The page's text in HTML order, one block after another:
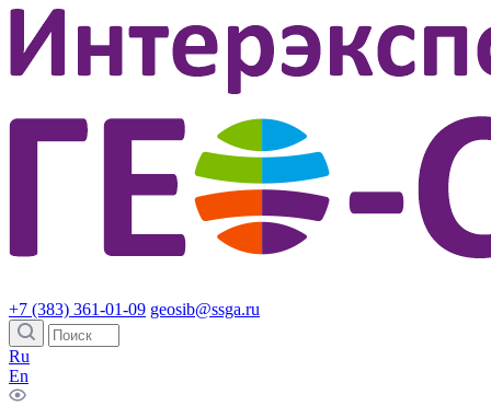
+7 (383) 361-01-09 geosib@ssga.ru
Ru
En